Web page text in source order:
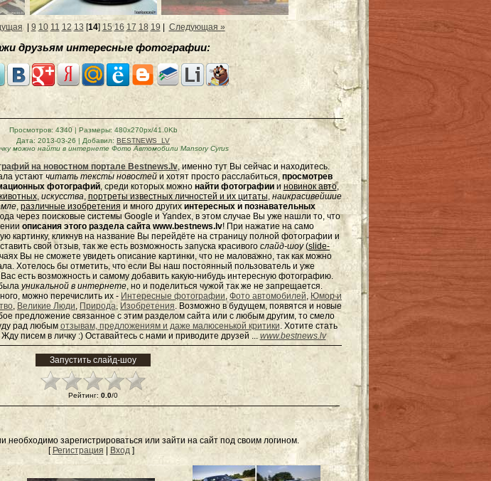
9 10 11 12 13 [14] 15 16 17 18 19 Следующая »
друзьям интересные фотографии:
Просмотров: 4340 | Размеры: 480x270px/41.0Kb
Дата: 2013-03-26 | Добавил: BESTNEWS_LV
можно найти в интернете Фото Автомобили Mansory Cyrus
на новостном портале Bestnews.lv, именно тут Вы сейчас и находитесь.
устают читать тексты новостейи хотят просто расслабиться, просмотрев
фотографий, среди которых можно найти фотографиии новинок авто,
, искусства, портреты известных личностей и их цитаты, наикрасивейшие
, различные изобретения и много других интересных и познавательных
через поисковые системы Google и Yandex, в этом случае Вы уже нашли то, что
описания этого раздела сайта www.bestnews.lv! При нажатие на само
картинку, кликнув на название Вы перейдёте на страницу полной фотографии и
свой отзыв, так же есть возможность запуска красивого слайд-шоу(slide-
Вы не сможете увидеть описание картинки, что не маловажно, так как можно
Хотелось бы отметить, что если Вы наш постоянный пользователь и уже
есть возможность и самому добавить какую-нибудь интересную фотографию.
уникальной в интернете, но и поделиться чужой так же не запрещается.
можно перечислить их - Интересные фотографии, Фото автомобилей, Юмор и
, Великие Люди, Природа,Изобретения. Возможно в будущем, появятся и новые
предложение связанное с этим разделом сайта или с любым другим, то смело
рад любым отзывам, предложениям и даже малюсенькой критики. Хотите стать
Жду писем в личку:) Оставайтесь с нами и приводите друзей ... www.bestnews.lv
Рейтинг: 0.0/0
необходимо зарегистрироваться или зайти на сайт под своим логином.
[ Регистрация Вход]